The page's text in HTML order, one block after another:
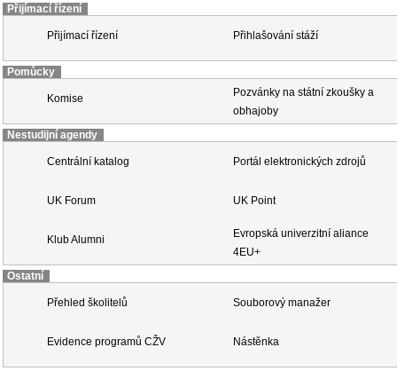
Přijímací řízení
Přijímací řízení Přihlašování stáží
Pomůcky
Komise
Pozvánky na státní zkoušky a
obhajoby
Nestudijní agendy
Centrální katalog Portál elektronických zdrojů
UK Forum UK Point
Klub Alumni
Evropská univerzitní aliance
4EU+
Ostatní
Přehled školitelů Souborový manažer
Evidence programů CŽV Nástěnka